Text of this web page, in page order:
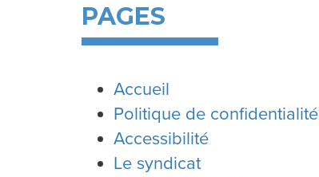
PAGES
Accueil
Politique de confidentialité
Accessibilité
Le syndicat